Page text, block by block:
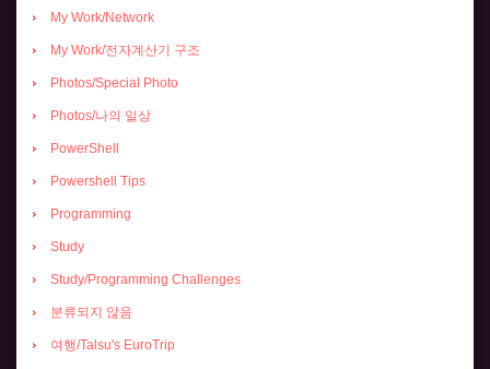
My Work/Network
My Work/전자계산기 구조
Photos/Special Photo
Photos/나의 일상
PowerShell
Powershell Tips
Programming
Study
Study/Programming Challenges
분류되지 않음
여행/Talsu's EuroTrip